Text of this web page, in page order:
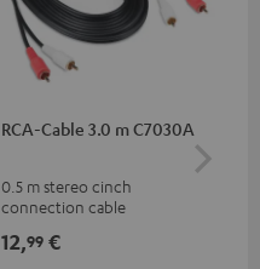
RCA-Cable 3.0 m C7030A
0.5 m stereo cinch
connection cable
12,99 €